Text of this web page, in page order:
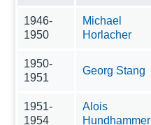
1946-
1950
Michael
Horlacher
1950-
1951
Georg Stang
1951-
1954
Alois
Hundhammer